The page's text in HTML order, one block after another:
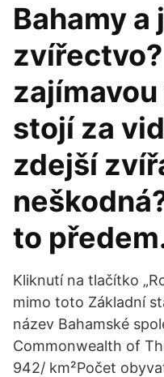
Bahamy a
stojí za
zdejší
to
Kliknutí na tlačítko
mimo toto Základní
název Bahamské
Commonwealth of
942/ km²Počet